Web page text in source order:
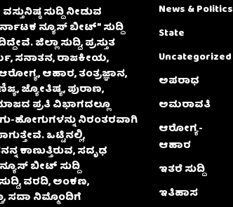
ಸುದ್ದಿ ನೀಡುವ
ನ್ಯೂಸ್ ಬೀಟ್” ಸುದ್ದಿ
ಜಿಲ್ಲಾ ಸುದ್ದಿ, ಪ್ರಸ್ತುತ
ಸನಾತನ, ರಾಜಕೀಯ,
ಆಹಾರ, ತಂತ್ರಜ್ಞಾನ,
ಜ್ಯೋತಿಷ್ಯ, ಪುರಾಣ,
ಪ್ರತಿ ವಿಭಾಗದಲ್ಲೂ
ಹೋಗುಗಳನ್ನು ನಿರಂತರವಾಗಿ
ಒಟ್ಟಿನಲ್ಲಿ,
ಕಾಣುತ್ತಿರುವ, ಸದೃಢ
ಬೀಟ್ ಸುದ್ದಿ
ವರದಿ, ಅಂಕಣ,
ಸದಾ ನಿಮ್ಮೊಂದಿಗೆ
News & Politics
State
Uncategorized
ಅಪರಾಧ
ಅಮರಾವತಿ
ಆರೋಗ್ಯ-
ಆಹಾರ
ಇತರೆ ಸುದ್ದಿ
ಇತಿಹಾಸ